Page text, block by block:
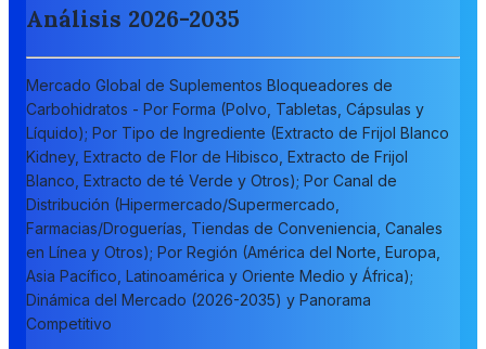
Análisis 2026-2035
Mercado Global de Suplementos Bloqueadores de
Carbohidratos - Por Forma (Polvo, Tabletas, Cápsulas y
Líquido); Por Tipo de Ingrediente (Extracto de Frijol Blanco
Kidney, Extracto de Flor de Hibisco, Extracto de Frijol
Blanco, Extracto de té Verde y Otros); Por Canal de
Distribución (Hipermercado/Supermercado,
Farmacias/Droguerías, Tiendas de Conveniencia, Canales
en Línea y Otros); Por Región (América del Norte, Europa,
Asia Pacífico, Latinoamérica y Oriente Medio y África);
Dinámica del Mercado (2026-2035) y Panorama
Competitivo